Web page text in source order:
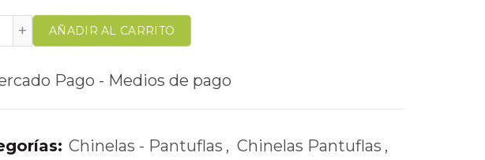
AÑADIR AL CARRITO
Chinelas - Pantuflas , Chinelas Pantuflas ,